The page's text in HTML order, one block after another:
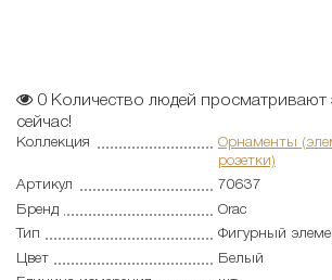
0 Количество людей просматривают
сейчас!
Коллекция
Орнаменты
розетки)
Артикул
70637
Бренд
Orac
Тип
Фигурный
Цвет
Белый